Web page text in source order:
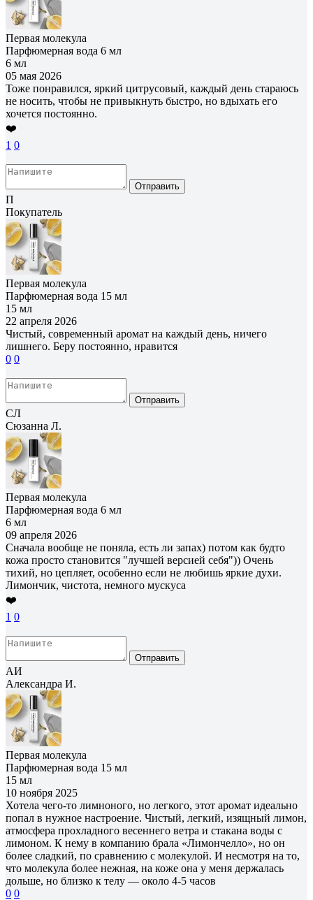
Первая молекула
Парфюмерная вода 6 мл
6 мл
05 мая 2026
Тоже понравился, яркий цитрусовый, каждый день стараюсь
не носить, чтобы не привыкнуть быстро, но вдыхать его
хочется постоянно.
❤️
1 0
Отправить
П
Покупатель
Первая молекула
Парфюмерная вода 15 мл
15 мл
22 апреля 2026
Чистый, современный аромат на каждый день, ничего
лишнего. Беру постоянно, нравится
0 0
Отправить
СЛ
Сюзанна Л.
Первая молекула
Парфюмерная вода 6 мл
6 мл
09 апреля 2026
Сначала вообще не поняла, есть ли запах) потом как будто
кожа просто становится "лучшей версией себя")) Очень
тихий, но цепляет, особенно если не любишь яркие духи.
Лимончик, чистота, немного мускуса
❤️
1 0
Отправить
АИ
Александра И.
Первая молекула
Парфюмерная вода 15 мл
15 мл
10 ноября 2025
Хотела чего-то лимноного, но легкого, этот аромат идеально
попал в нужное настроение. Чистый, легкий, изящный лимон,
атмосфера прохладного весеннего ветра и стакана воды с
лимоном. К нему в компанию брала «Лимончелло», но он
более сладкий, по сравнению с молекулой. И несмотря на то,
что молекула более нежная, на коже она у меня держалась
дольше, но близко к телу — около 4-5 часов
0 0